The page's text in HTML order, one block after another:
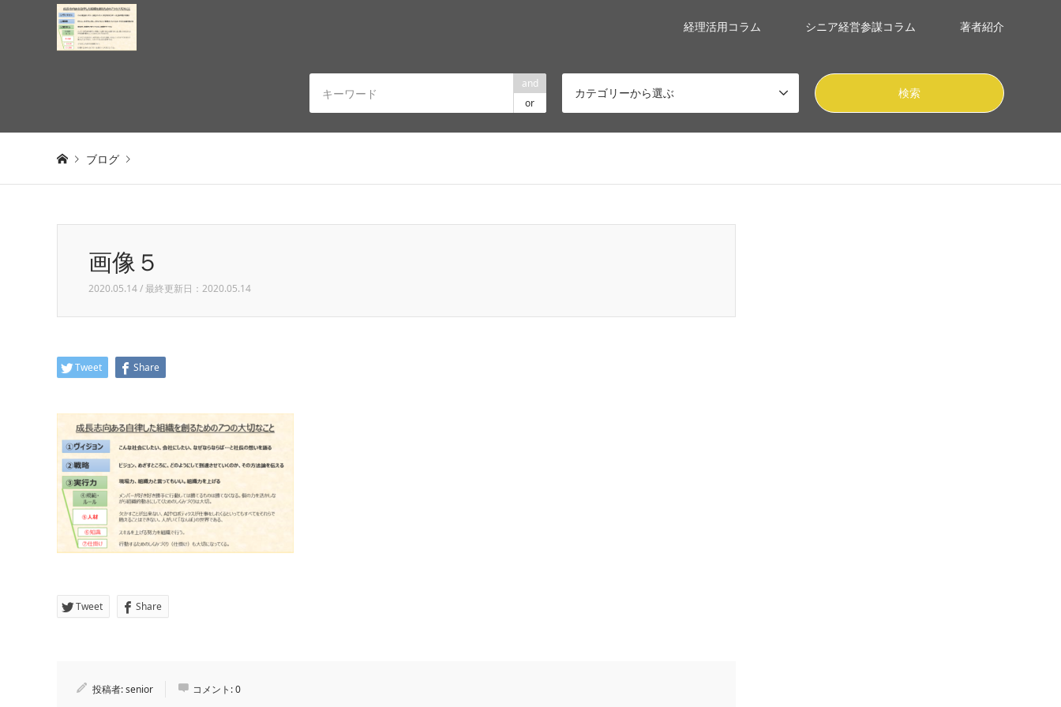
経理活用コラム シニア経営参謀コラム 著者紹介
and
or
カテゴリーから選ぶ
ブログ
画像５
2020.05.14 / 最終更新日：2020.05.14
Tweet Share
Tweet Share
投稿者:senior コメント:0